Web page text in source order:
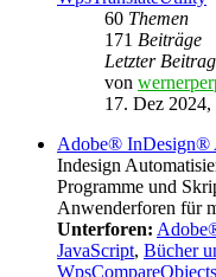
60 Themen
171 Beiträge
Letzter Beitrag
von
17. Dez 2024,
Adobe® InDesign®
Indesign
Programme und
Anwenderforen für
Unterforen:
JavaScript, Bücher
WpsCompareObjects